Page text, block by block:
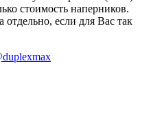
стоимость наперников.
если для Вас так